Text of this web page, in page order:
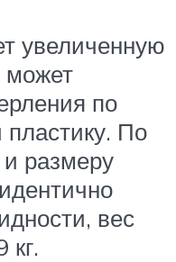
увеличенную
может
по
По
размеру
вес
кг.